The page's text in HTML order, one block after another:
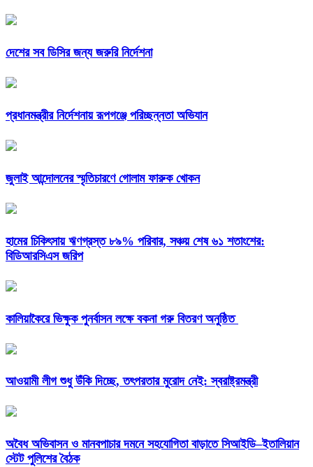
দেশের সব ডিসির জন্য জরুরি নির্দেশনা
প্রধানমন্ত্রীর নির্দেশনায় রূপগঞ্জে পরিচ্ছন্নতা অভিযান
জুলাই আন্দোলনের স্মৃতিচারণে গোলাম ফারুক খোকন
হামের চিকিৎসায় ঋণগ্রস্ত ৮৯% পরিবার, সঞ্চয় শেষ ৬১ শতাংশের:
বিডিআরসিএস জরিপ
কালিয়াকৈরে ভিক্ষুক পুনর্বাসন লক্ষে বকনা গরু বিতরণ অনুষ্ঠিত
আওয়ামী লীগ শুধু উঁকি দিচ্ছে, তৎপরতার মুরোদ নেই: স্বরাষ্ট্রমন্ত্রী
অবৈধ অভিবাসন ও মানবপাচার দমনে সহযোগিতা বাড়াতে সিআইডি–ইতালিয়ান
স্টেট পুলিশের বৈঠক